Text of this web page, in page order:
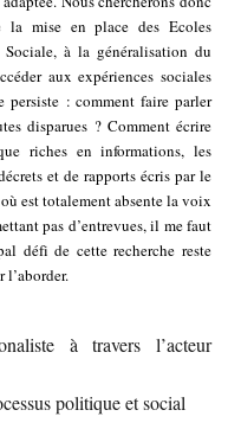
la mise en place des Ecoles
à la généralisation du
aux expériences sociales
persiste : comment faire parler
disparues ? Comment écrire
riches en informations, les
et de rapports écris par le
est totalement absente la voix
pas d’entrevues, il me faut
défi de cette recherche reste
l’aborder.
à travers l’acteur
politique et social